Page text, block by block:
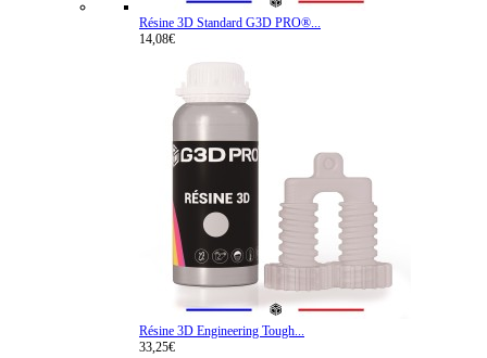
Résine 3D Standard G3D PRO®...
14,08€
Résine 3D Engineering Tough...
33,25€